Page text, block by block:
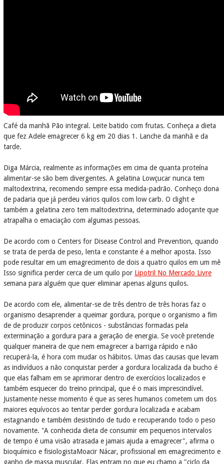
Café da manhã Pão integral. Leite batido com frutas. Conheça a dieta
que fez Adele emagrecer 6 kg em 20 dias 1. Lanche da manhã e da
tarde.
Diga Márcia, realmente as informações em cima de quanta proteína
alimentar-se são bem divergentes. A gelatina Lowçucar nunca tem
maltodextrina, recomendo sempre essa medida-padrão. Conheço dona
de padaria que já perdeu vários quilos com low carb. O clight e
também a gelatina zero tem maltodextrina, determinado adoçante que
atrapalha o emaciação com algumas pessoas.
De acordo com o Centers for Disease Control and Prevention, quando
se trata de perda de peso, lenta e constante é a melhor aposta. Isso
pode resultar em um emagrecimento de dois a quatro quilos em um mê
Isso significa perder cerca de um quilo por Lipotril No Mercado Livre
semana para alguém que quer eliminar apenas alguns quilos.
De acordo com ele, alimentar-se de três dentro de três horas faz o
organismo desaprender a queimar gordura, porque o organismo a fim
de de produzir corpos cetônicos - substâncias formadas pela
exterminação a gordura para a geração de energia. Se você pretende
qualquer maneira de que nem emagrecer a barriga rápido e não
recuperá-la, é hora com mudar os hábitos. Umas das causas que levam
as indivíduos a não conquistar perder a gordura localizada da bucho é
que elas falham em se aprimorar dentro de exercícios localizados e
também esquecer do treino principal, que é o mais imprescindível.
Justamente nesse momento é que as seres humanos cometem um dos
maiores equívocos ao tentar perder gordura localizada e acabam
estagnando e também desistindo de tudo e recuperando todo o peso
novamente. "A conhecida dieta de consumir em pequenos intervalos
de tempo é uma visão atrasada e jamais ajuda a emagrecer", afirma o
bioquímico e fisiologistaMoacir Nácar, profissional em emagrecimento e
ganho de massa muscular. Elas entram no que eu chamo a "ciclo da